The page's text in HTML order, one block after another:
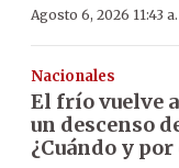
Agosto 6, 2026 11:43
Nacionales
El frío vuelve
un descenso
¿Cuándo y